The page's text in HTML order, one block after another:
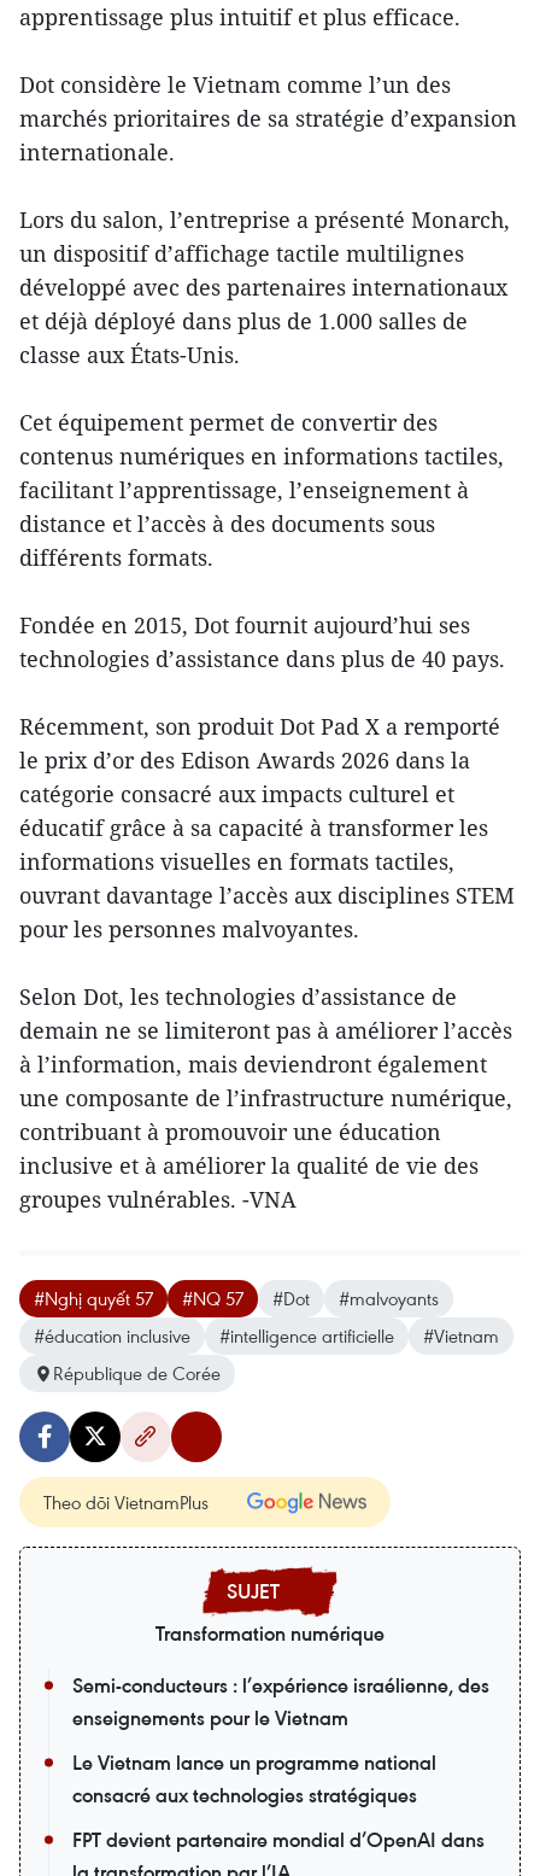
apprentissage plus intuitif et plus efficace.
Dot considère le Vietnam comme l’un des
marchés prioritaires de sa stratégie d’expansion
internationale.
Lors du salon, l’entreprise a présenté Monarch,
un dispositif d’affichage tactile multilignes
développé avec des partenaires internationaux
et déjà déployé dans plus de 1.000 salles de
classe aux États-Unis.
Cet équipement permet de convertir des
contenus numériques en informations tactiles,
facilitant l’apprentissage, l’enseignement à
distance et l’accès à des documents sous
différents formats.
Fondée en 2015, Dot fournit aujourd’hui ses
technologies d’assistance dans plus de 40 pays.
Récemment, son produit Dot Pad X a remporté
le prix d’or des Edison Awards 2026 dans la
catégorie consacré aux impacts culturel et
éducatif grâce à sa capacité à transformer les
informations visuelles en formats tactiles,
ouvrant davantage l’accès aux disciplines STEM
pour les personnes malvoyantes.
Selon Dot, les technologies d’assistance de
demain ne se limiteront pas à améliorer l’accès
à l’information, mais deviendront également
une composante de l’infrastructure numérique,
contribuant à promouvoir une éducation
inclusive et à améliorer la qualité de vie des
groupes vulnérables. -VNA
#Nghị quyết 57 #NQ 57 #Dot
#malvoyants
#éducation inclusive
#intelligence artificielle
#Vietnam
République de Corée
Theo dõi VietnamPlus
Transformation numérique
Semi-conducteurs : l’expérience israélienne, des
enseignements pour le Vietnam
Le Vietnam lance un programme national
consacré aux technologies stratégiques
FPT devient partenaire mondial d’OpenAI dans